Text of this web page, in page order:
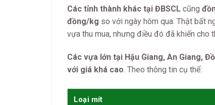
Các tỉnh thành khác tại ĐBSCL cũng
đồng/kg so với ngày hôm qua. Thật bất
vựa thu mua, nhưng điều đó đã khiến
Các vựa lớn tại Hậu Giang, An Giang,
với giá khá cao. Theo thông tin cụ thể:
Loại mít